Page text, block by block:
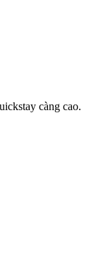
càng cao.